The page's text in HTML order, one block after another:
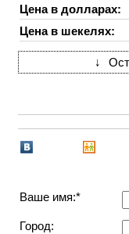
Цена в долларах:
Цена в шекелях:
↓
Ваше имя:*
Город: